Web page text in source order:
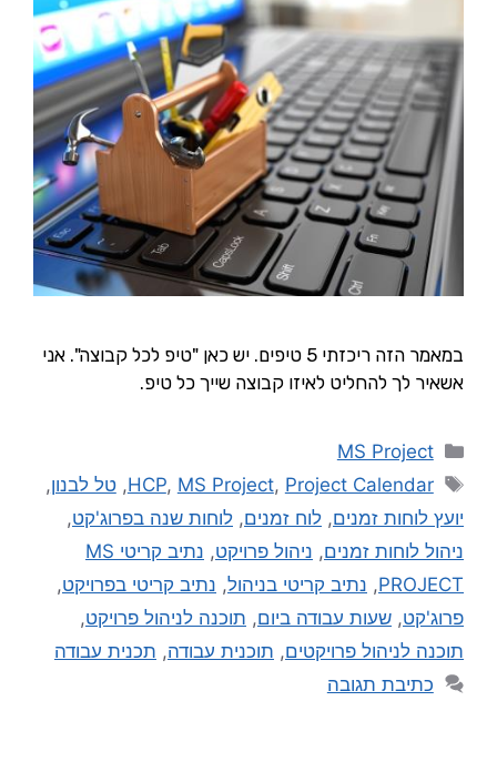
במאמר הזה ריכזתי 5 טיפים. יש כאן "טיפ לכל קבוצה". אני
אשאיר לך להחליט לאיזו קבוצה שייך כל טיפ.
MS Project
HCP, MS Project, Project Calendar
,טל לבנון,
יועץ לוחות זמנים, לוח זמנים, לוחות שנה בפרוג'קט,
ניהול לוחות זמנים, ניהול פרויקט,
נתיב קריטי MS
PROJECT
, נתיב קריטי בניהול, נתיב קריטי בפרויקט,
פרוג'קט, שעות עבודה ביום, תוכנה לניהול פרויקט,
תוכנה לניהול פרויקטים, תוכנית עבודה, תכנית עבודה
כתיבת תגובה